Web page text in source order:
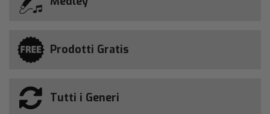
Prodotti Gratis
Tutti i Generi